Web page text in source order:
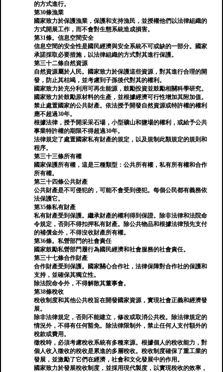
的方式進行。
第30條漁業
國家致力於保護漁業，保護和支持漁民，並授權他們以法律組織的
方式開展工作，而不會對生態系統造成損害。
第31條。信息空間安全
信息空間的安全性是國民經濟與安全系統不可或缺的一部分。國家
承諾採取必要措施，以法律組織的方式對其進行保護。
第三十二條自然資源
自然資源屬於人民。國家致力於保護這些資源，對其進行合理的開
發，防止其枯竭，並考慮到子孫後代對其的權利。
國家致力於充分利用可再生能源，鼓勵投資並鼓勵相關科學研究。
國家致力於鼓勵原材料的生產，並根據經濟可行性增加其附加值。
禁止處置國家的公共財產。依法授予開發自然資源或特許權的權利
應不超過30年。
根據法律，授予開采采石場，小型礦山和鹽場的權利，或給予公共
事業特許權的期限不得超過30年。
法律規定了處置國家私有財產的規定，以及規制此類規定的規則和
程序。
第三十三條所有權
國家保護所有權，這是三種類型：公共所有權，私有所有權和合作
所有權。
第三十四條公共財產
公共財產是不可侵犯的，可能不會受到侵犯。每個公民都有義務依
法保護它。
第35條私有財產
私有財產受到保護。繼承財產的權利得到保證。除非法律和法院命
令規定，否則不得扣押私有財產。除公共物品和根據法律預先支付
的補償金外，不得沒收財產所有權。
第36條。私營部門的社會責任
國家鼓勵私營部門履行為國民經濟和社會服務的社會責任。
第三十七條合作財產
合作財產受到保護。國家關心合作社，法律保障對合作社的保護和
支持，並確保其獨立性。
除法院命令外，不得解散其董事會。
第38條稅收
稅收制度和其他公共稅旨在開發國家資源，實現社會正義和經濟發
展。
除非法律規定，否則不能建立，修改或取消公共稅。除法律規定的
情況外，不得有任何豁免。除法律限制外，禁止任何人支付額外的
稅款或費用。
徵稅時，必須考慮稅收系統有多種來源。根據個人的稅收能力，對
個人收入徵收的稅收是累進的多層稅收。稅收制度確保了重工業的
發展，並激勵了它們在經濟，社會和文化發展中的作用。
國家致力於發展稅收制度，並採用現代製度，以實現稅收的效率，